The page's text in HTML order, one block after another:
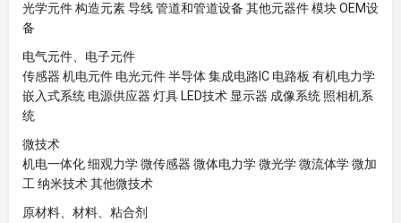
光学元件 构造元素 导线 管道和管道设备 其他元器件 模块 OEM设
备
电气元件、电子元件
传感器 机电元件 电光元件 半导体 集成电路IC 电路板 有机电力学
嵌入式系统 电源供应器 灯具 LED技术 显示器 成像系统 照相机系
统
微技术
机电一体化 细观力学 微传感器 微体电力学 微光学 微流体学 微加
工 纳米技术 其他微技术
原材料、材料、粘合剂